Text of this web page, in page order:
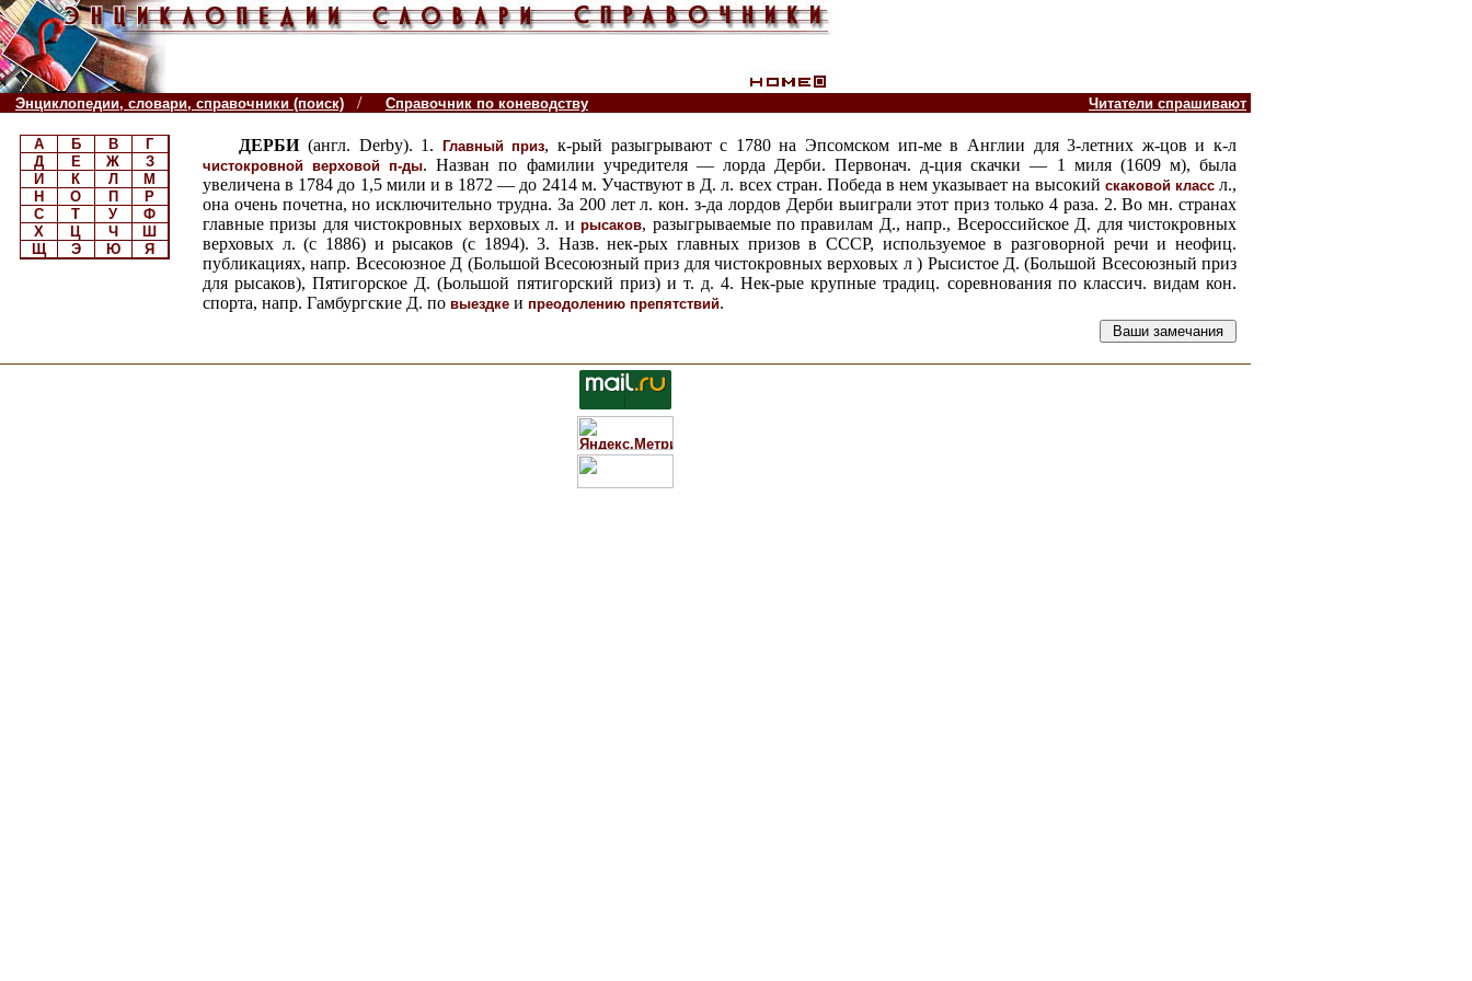
Энциклопедии, словари, справочники (поиск) / Справочник по коневодству Читатели спрашивают
А Б В
Г
Д
Е Ж
З
И
К Л
М
Н
О П
Р
С
Т У
Ф
Х
Ц Ч
Ш
Щ
Э Ю Я
ДЕРБИ(англ. Derby). 1. Главный приз, к-рый разыгрывают с 1780 на Эпсомском ип-ме в Англии для 3-летних ж-цов и к-л
чистокровной верховой п-ды. Назван по фамилии учредителя — лорда Дерби. Первонач. д-ция скачки — 1 миля (1609 м), была
увеличена в 1784 до 1,5 мили и в 1872 — до 2414 м. Участвуют в Д. л. всех стран. Победа в нем указывает на высокий скаковой классл.,
она очень почетна, но исключительно трудна. За 200 лет л. кон. з-да лордов Дерби выиграли этот приз только 4 раза. 2. Во мн. странах
главные призы для чистокровных верховых л. ирысаков, разыгрываемые по правилам Д., напр., Всероссийское Д. для чистокровных
верховых л. (с 1886) и рысаков (с 1894). 3. Назв. нек-рых главных призов в СССР, используемое в разговорной речи и неофиц.
публикациях, напр. Всесоюзное Д (Большой Всесоюзный приз для чистокровных верховых л ) Рысистое Д. (Большой Всесоюзный приз
для рысаков), Пятигорское Д. (Ьольшой пятигорский приз) и т. д. 4. Нек-рые крупные традиц. соревнования по классич. видам кон.
спорта, напр. Гамбургские Д. по выездке и преодолению препятствий.